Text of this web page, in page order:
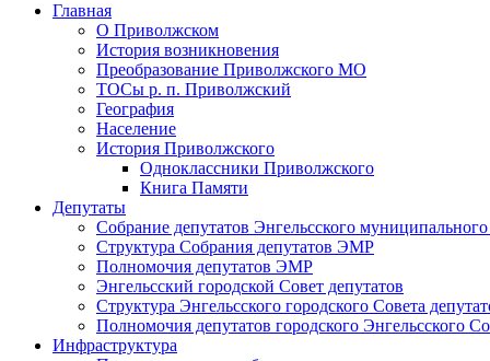
Главная
О Приволжском
История возникновения
Преобразование Приволжского МО
ТОСы р. п. Приволжский
География
Население
История Приволжского
Одноклассники Приволжского
Книга Памяти
Депутаты
Собрание депутатов Энгельсского
Структура Собрания депутатов ЭМР
Полномочия депутатов ЭМР
Энгельсский городской Совет депутатов
Структура Энгельсского городского Совета
Полномочия депутатов городского Энгельсского
Инфраструктура